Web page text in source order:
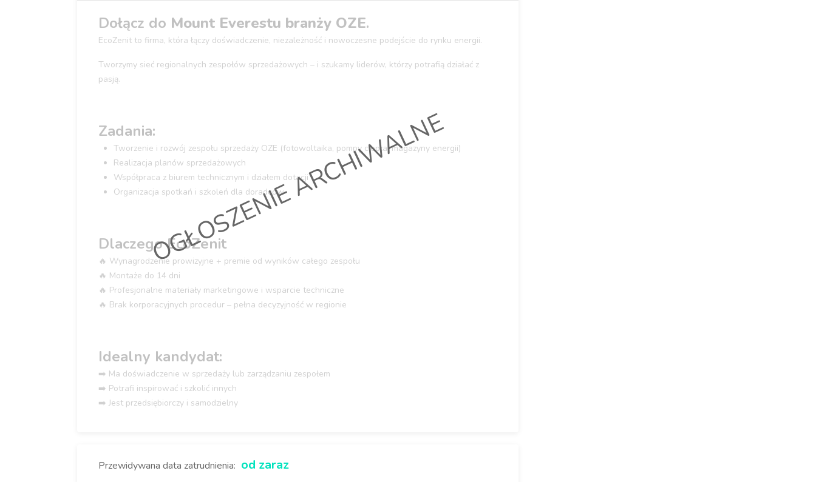
OGŁOSZENIE ARCHIWALNE
Dołącz do Mount Everestu branży OZE.
EcoZenit to firma, która łączy doświadczenie, niezależność i nowoczesne podejście do rynku energii.
Tworzymy sieć regionalnych zespołów sprzedażowych – i szukamy liderów, którzy potrafią działać z
pasją.
Zadania:
Tworzenie i rozwój zespołu sprzedaży OZE (fotowoltaika, pompy ciepła, magazyny energii)
Realizacja planów sprzedażowych
Współpraca z biurem technicznym i działem dotacji
Organizacja spotkań i szkoleń dla doradców
Dlaczego EcoZenit
🔥 Wynagrodzenie prowizyjne + premie od wyników całego zespołu
🔥 Montaże do 14 dni
🔥 Profesjonalne materiały marketingowe i wsparcie techniczne
🔥 Brak korporacyjnych procedur – pełna decyzyjność w regionie
Idealny kandydat:
➡️ Ma doświadczenie w sprzedaży lub zarządzaniu zespołem
➡️ Potrafi inspirować i szkolić innych
➡️ Jest przedsiębiorczy i samodzielny
Przewidywana data zatrudnienia: od zaraz